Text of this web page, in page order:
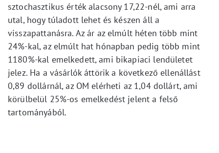
sztochasztikus érték alacsony 17,22-nél, ami arra
utal, hogy túladott lehet és készen áll a
visszapattanásra. Az ár az elmúlt héten több mint
24%-kal, az elmúlt hat hónapban pedig több mint
1180%-kal emelkedett, ami bikapiaci lendületet
jelez. Ha a vásárlók áttörik a következő ellenállást
0,89 dollárnál, az OM elérheti az 1,04 dollárt, ami
körülbelül 25%-os emelkedést jelent a felső
tartományából.